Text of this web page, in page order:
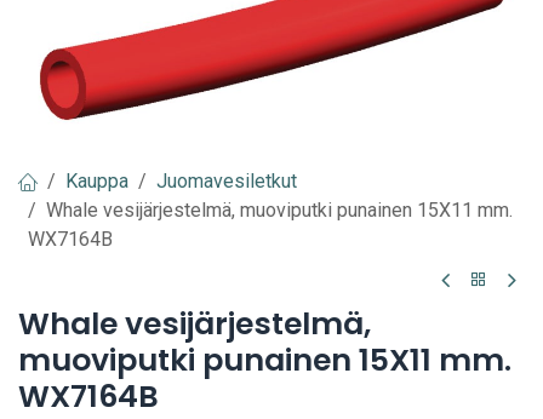
Kauppa
Juomavesiletkut
Whale vesijärjestelmä, muoviputki punainen 15X11 mm.
WX7164B
Whale vesijärjestelmä,
muoviputki punainen 15X11 mm.
WX7164B